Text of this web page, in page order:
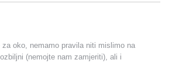
oko, nemamo pravila niti mislimo na
(nemojte nam zamjeriti), ali i